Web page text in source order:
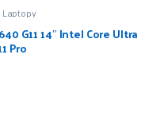
Laptopy
G11 14″ Intel Core Ultra
Pro